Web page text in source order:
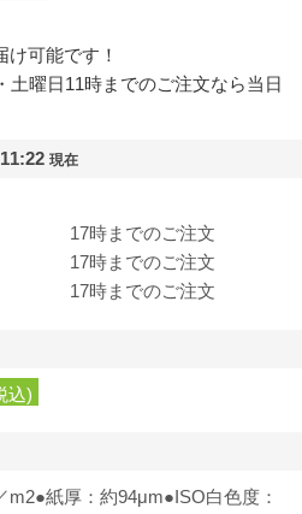
け可能です！
土曜日11時までのご注文なら当日
現在
17時までのご注文
17時までのご注文
17時までのご注文
込)
紙厚：約94μm●ISO白色度：